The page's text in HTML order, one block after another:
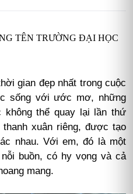
TÊN TRƯỜNG ĐẠI HỌC
gian đẹp nhất trong cuộc
sống với ước mơ, những
thể quay lại lần thứ
xuân riêng, được tạo
nhau. Với em, đó là một
buồn, có hy vọng và cả
mang.